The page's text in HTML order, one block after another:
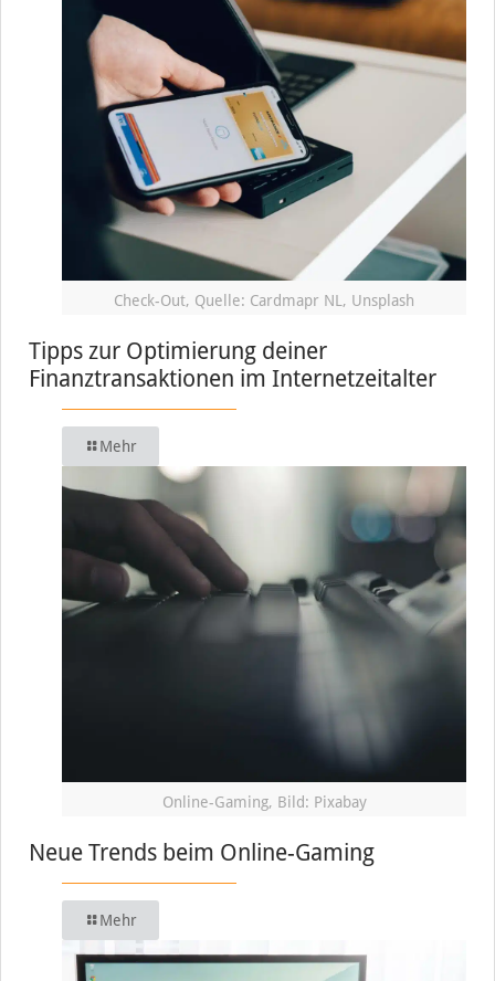
Check-Out, Quelle: Cardmapr NL, Unsplash
Tipps zur Optimierung deiner
Finanztransaktionen im Internetzeitalter
Mehr
Online-Gaming, Bild: Pixabay
Neue Trends beim Online-Gaming
Mehr